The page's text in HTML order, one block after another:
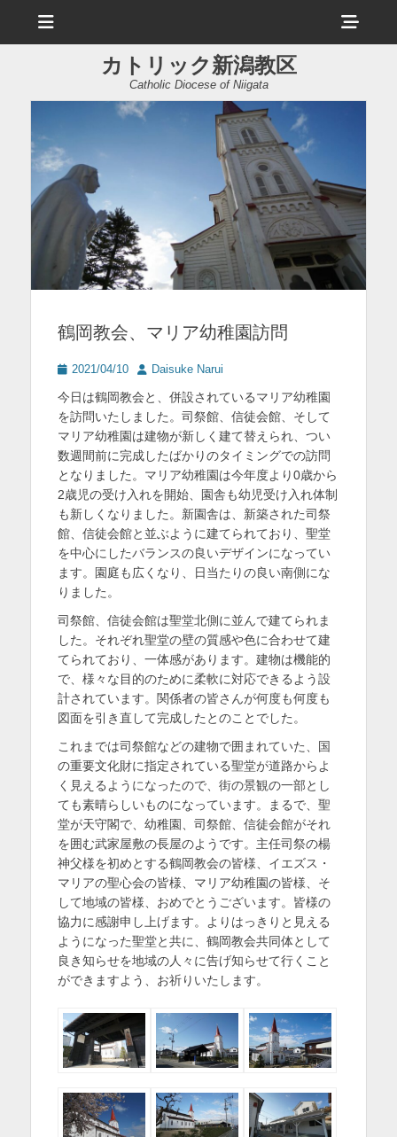
ュ
ヘ
ッ
ー
ド
バ
ー
コ
カトリック新潟教区
Catholic Diocese of Niigata
鶴岡教会、マリア幼稚園訪問
投
日
2021/04/10
投
者
Daisuke Narui
今日は鶴岡教会と、併設されているマリア幼稚園
を訪問いたしました。司祭館、信徒会館、そして
マリア幼稚園は建物が新しく建て替えられ、つい
数週間前に完成したばかりのタイミングでの訪問
となりました。マリア幼稚園は今年度より0歳から
2歳児の受け入れを開始、園舎も幼児受け入れ体制
も新しくなりました。新園舎は、新築された司祭
館、信徒会館と並ぶように建てられており、聖堂
を中心にしたバランスの良いデザインになってい
ます。園庭も広くなり、日当たりの良い南側にな
りました。
司祭館、信徒会館は聖堂北側に並んで建てられま
した。それぞれ聖堂の壁の質感や色に合わせて建
てられており、一体感があります。建物は機能的
で、様々な目的のために柔軟に対応できるよう設
計されています。関係者の皆さんが何度も何度も
図面を引き直して完成したとのことでした。
これまでは司祭館などの建物で囲まれていた、国
の重要文化財に指定されている聖堂が道路からよ
く見えるようになったので、街の景観の一部とし
ても素晴らしいものになっています。まるで、聖
堂が天守閣で、幼稚園、司祭館、信徒会館がそれ
を囲む武家屋敷の長屋のようです。主任司祭の楊
神父様を初めとする鶴岡教会の皆様、イエズス・
マリアの聖心会の皆様、マリア幼稚園の皆様、そ
して地域の皆様、おめでとうございます。皆様の
協力に感謝申し上げます。よりはっきりと見える
ようになった聖堂と共に、鶴岡教会共同体として
良き知らせを地域の人々に告げ知らせて行くこと
ができますよう、お祈りいたします。